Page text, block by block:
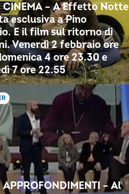
CINEMA – A Effetto Notte
esclusiva a Pino
E il film sul ritorno di
Venerdì 2 febbraio ore
4 ore 23.30 e
7 ore 22.55
– Al